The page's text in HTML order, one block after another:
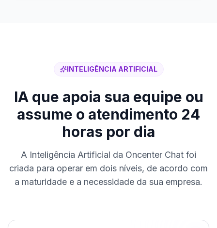
INTELIGÊNCIA ARTIFICIAL
IA que apoia sua equipe ou
assume o atendimento 24
horas por dia
A Inteligência Artificial da Oncenter Chat foi
criada para operar em dois níveis, de acordo com
a maturidade e a necessidade da sua empresa.